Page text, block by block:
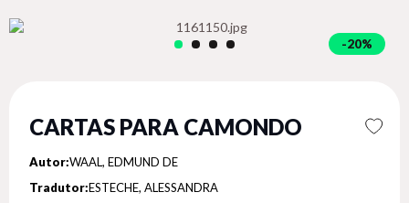
20%
CARTAS PARA CAMONDO
Autor:WAAL, EDMUND DE
Tradutor:ESTECHE, ALESSANDRA